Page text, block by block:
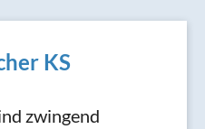
KS
zwingend